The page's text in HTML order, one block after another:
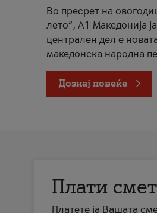
Во пресрет на
лето“, А1 Македонија
централен дел е
македонска народна
Дознај повеќе
Плати
Платете ја Вашата